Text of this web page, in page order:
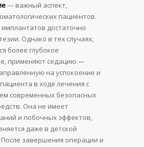
— важный аспект,
пациентов.
имплантатов достаточно
Однако в тех случаях,
более глубокое
применяют седацию —
на успокоение и
в ходе лечения с
современных безопасных
Она не имеет
и побочных эффектов,
даже в детской
После завершения операции и